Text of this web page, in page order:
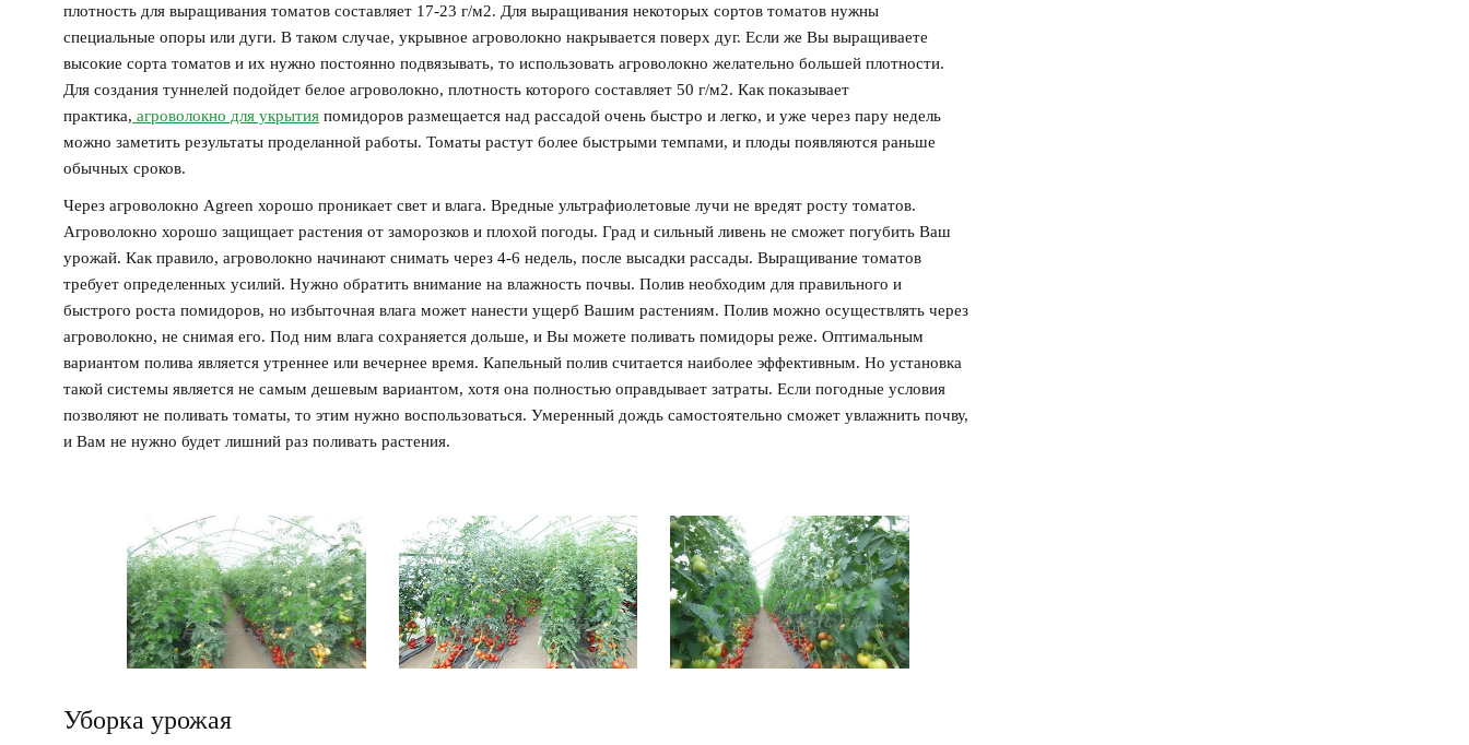
плотность для выращивания томатов составляет 17-23 г/м2. Для выращивания некоторых сортов томатов нужны
специальные опоры или дуги. В таком случае, укрывное агроволокно накрывается поверх дуг. Если же Вы выращиваете
высокие сорта томатов и их нужно постоянно подвязывать, то использовать агроволокно желательно большей плотности.
Для создания туннелей подойдет белое агроволокно, плотность которого составляет 50 г/м2. Как показывает
практика, агроволокно для укрытия помидоров размещается над рассадой очень быстро и легко, и уже через пару недель
можно заметить результаты проделанной работы. Томаты растут более быстрыми темпами, и плоды появляются раньше
обычных сроков.
Через агроволокно Agreen хорошо проникает свет и влага. Вредные ультрафиолетовые лучи не вредят росту томатов.
Агроволокно хорошо защищает растения от заморозков и плохой погоды. Град и сильный ливень не сможет погубить Ваш
урожай. Как правило, агроволокно начинают снимать через 4-6 недель, после высадки рассады. Выращивание томатов
требует определенных усилий. Нужно обратить внимание на влажность почвы. Полив необходим для правильного и
быстрого роста помидоров, но избыточная влага может нанести ущерб Вашим растениям. Полив можно осуществлять через
агроволокно, не снимая его. Под ним влага сохраняется дольше, и Вы можете поливать помидоры реже. Оптимальным
вариантом полива является утреннее или вечернее время. Капельный полив считается наиболее эффективным. Но установка
такой системы является не самым дешевым вариантом, хотя она полностью оправдывает затраты. Если погодные условия
позволяют не поливать томаты, то этим нужно воспользоваться. Умеренный дождь самостоятельно сможет увлажнить почву,
и Вам не нужно будет лишний раз поливать растения.
Уборка урожая